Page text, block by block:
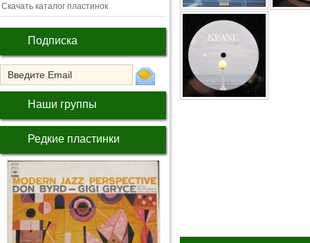
Скачать каталог пластинок
Подписка
Наши группы
Редкие пластинки